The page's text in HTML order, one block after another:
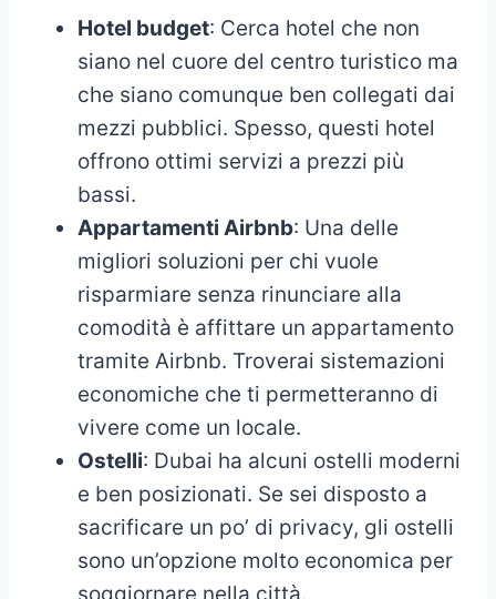
Hotel budget: Cerca hotel che non
siano nel cuore del centro turistico ma
che siano comunque ben collegati dai
mezzi pubblici. Spesso, questi hotel
offrono ottimi servizi a prezzi più
bassi.
Appartamenti Airbnb: Una delle
migliori soluzioni per chi vuole
risparmiare senza rinunciare alla
comodità è affittare un appartamento
tramite Airbnb. Troverai sistemazioni
economiche che ti permetteranno di
vivere come un locale.
Ostelli: Dubai ha alcuni ostelli moderni
e ben posizionati. Se sei disposto a
sacrificare un po’ di privacy, gli ostelli
sono un’opzione molto economica per
soggiornare nella città.